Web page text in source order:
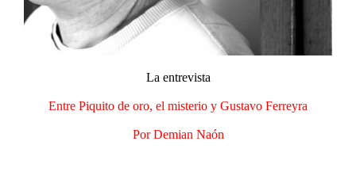
La entrevista​
Entre Piquito de oro, el misterio y Gustavo Ferreyra
Por Demian Naón​